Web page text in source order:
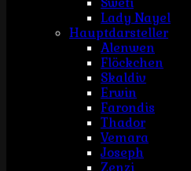
Lady Nayel
Hauptdarsteller
Alenwen
Flöckchen
Skaldiv
Erwin
Farondis
Thador
Vemara
Joseph
Zenzi